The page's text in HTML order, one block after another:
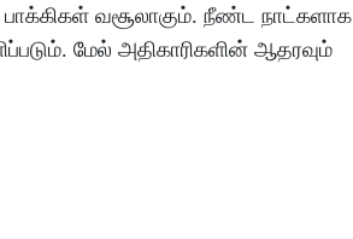
பாக்கிகள் வசூலாகும். நீண்ட நாட்களாக
. மேல் அதிகாரிகளின் ஆதரவும்